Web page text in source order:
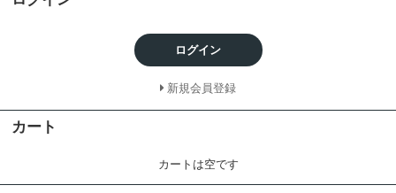
ログイン
新規会員登録
カート
カートは空です